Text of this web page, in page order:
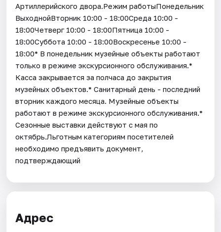
Артиллерийского двора.Режим работыПонедельник
ВыходнойВторник 10:00 - 18:00Среда 10:00 -
18:00Четверг 10:00 - 18:00Пятница 10:00 -
18:00Суббота 10:00 - 18:00Воскресенье 10:00 -
18:00* В понедельник музейные объекты работают
только в режиме экскурсионного обслуживания.*
Касса закрывается за полчаса до закрытия
музейных объектов.* Санитарный день - последний
вторник каждого месяца. Музейные объекты
работают в режиме экскурсионного обслуживания.*
Cезонные выставки действуют с мая по
октябрь.Льготным категориям посетителей
необходимо предъявить документ,
подтверждающий
Адрес